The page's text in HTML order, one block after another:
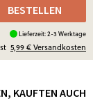
5,99 €Versandkosten
BESTELLEN
Lieferzeit: 2-3 Werktage
KAUFTEN AUCH